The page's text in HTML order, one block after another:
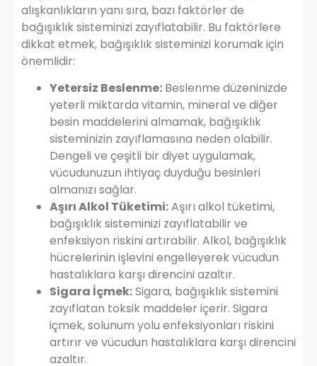
alışkanlıkların yanı sıra, bazı faktörler de
bağışıklık sisteminizi zayıflatabilir. Bu faktörlere
dikkat etmek, bağışıklık sisteminizi korumak için
önemlidir:
Yetersiz Beslenme: Beslenme düzeninizde
yeterli miktarda vitamin, mineral ve diğer
besin maddelerini almamak, bağışıklık
sisteminizin zayıflamasına neden olabilir.
Dengeli ve çeşitli bir diyet uygulamak,
vücudunuzun ihtiyaç duyduğu besinleri
almanızı sağlar.
Aşırı Alkol Tüketimi:Aşırı alkol tüketimi,
bağışıklık sisteminizi zayıflatabilir ve
enfeksiyon riskini artırabilir. Alkol, bağışıklık
hücrelerinin işlevini engelleyerek vücudun
hastalıklara karşı direncini azaltır.
Sigara İçmek:Sigara, bağışıklık sistemini
zayıflatan toksik maddeler içerir. Sigara
içmek, solunum yolu enfeksiyonları riskini
artırır ve vücudun hastalıklara karşı direncini
azaltır.